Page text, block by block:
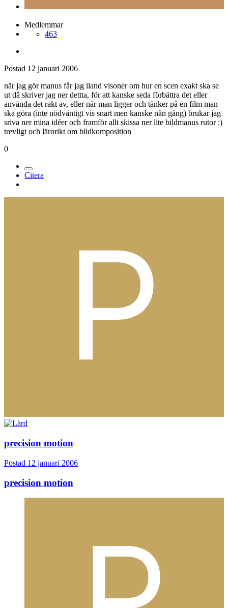
Medlemmar
463
Postad 12 januari 2006
när jag gör manus får jag iland visoner om hur en scen exakt ska se
ut då skriver jag ner dettta, för att kanske seda förbättra det eller
använda det rakt av, eller när man ligger och tänker på en film man
ska göra (inte nödväntigt vis snart men kanske nån gång) brukar jag
sriva ner mina idéer och framför allt skissa ner lite bildmanus rutor :)
trevligt och lärorikt om bildkomposition
0
Citera
precision motion
Postad 12 januari 2006
precision motion